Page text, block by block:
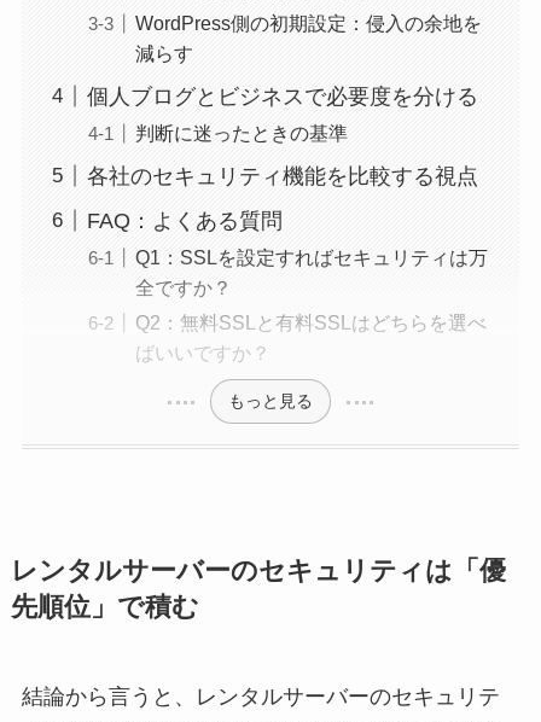
WordPress側の初期設定：侵入の余地を
減らす
個人ブログとビジネスで必要度を分ける
判断に迷ったときの基準
各社のセキュリティ機能を比較する視点
FAQ：よくある質問
Q1：SSLを設定すればセキュリティは万
全ですか？
Q2：無料SSLと有料SSLはどちらを選べ
ばいいですか？
もっと見る
レンタルサーバーのセキュリティは「優
先順位」で積む
結論から言うと、レンタルサーバーのセキュリテ